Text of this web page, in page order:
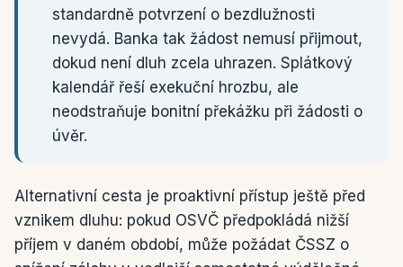
standardně potvrzení o bezdlužnosti
nevydá. Banka tak žádost nemusí přijmout,
dokud není dluh zcela uhrazen. Splátkový
kalendář řeší exekuční hrozbu, ale
neodstraňuje bonitní překážku při žádosti o
úvěr.
Alternativní cesta je proaktivní přístup ještě před
vznikem dluhu: pokud OSVČ předpokládá nižší
příjem v daném období, může požádat ČSSZ o